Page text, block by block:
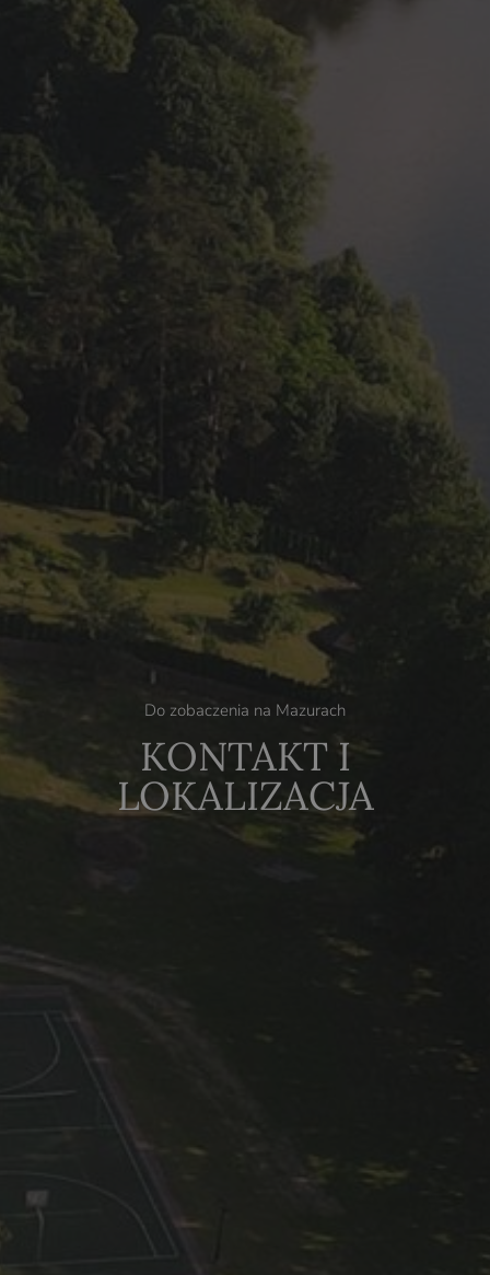
KONTAKT I
LOKALIZACJA
Do zobaczenia na Mazurach